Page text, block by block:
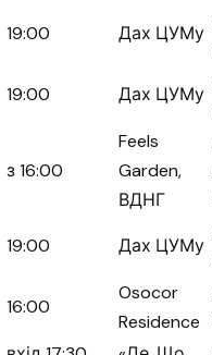
19:00 Дах ЦУМу
19:00 Дах ЦУМу
з 16:00
Feels
Garden,
ВДНГ
19:00 Дах ЦУМу
16:00
Osocor
Residence